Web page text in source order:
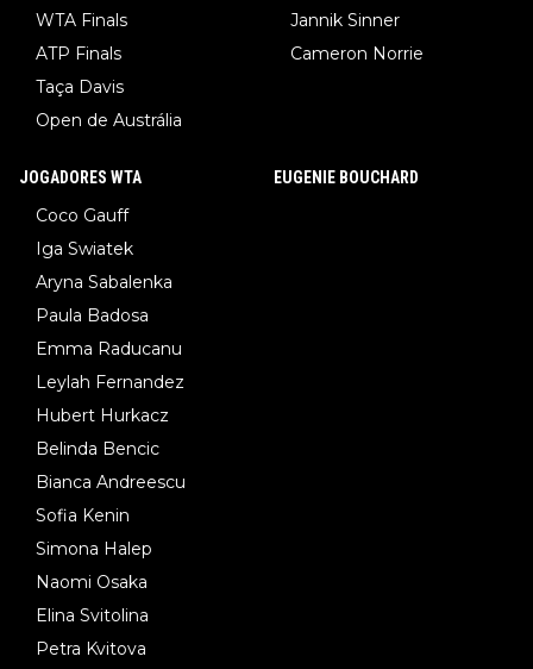
WTA Finals
ATP Finals
Taça Davis
Open de Austrália
Jannik Sinner
Cameron Norrie
JOGADORES WTA
Coco Gauff
Iga Swiatek
Aryna Sabalenka
Paula Badosa
Emma Raducanu
Leylah Fernandez
Hubert Hurkacz
Belinda Bencic
Bianca Andreescu
Sofia Kenin
Simona Halep
Naomi Osaka
Elina Svitolina
Petra Kvitova
EUGENIE BOUCHARD